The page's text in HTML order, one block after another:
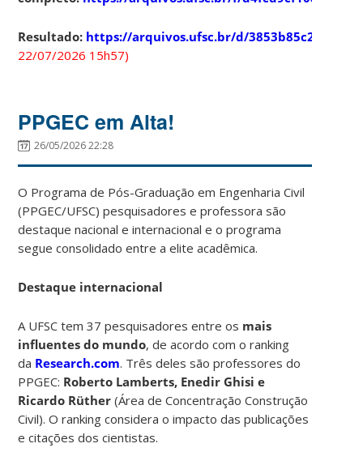
Resultado: https://arquivos.ufsc.br/d/
22/07/2026 15h57)
PPGEC em Alta!
26/05/2026 22:28
O Programa de Pós-Graduação em Engenharia Civil
(PPGEC/UFSC) pesquisadores e professora são
destaque nacional e internacional e o programa
segue consolidado entre a elite acadêmica.
Destaque internacional
A UFSC tem 37 pesquisadores entre os mais
influentes do mundo, de acordo com o ranking
da Research.com. Três deles são professores do
PPGEC: Roberto Lamberts, Enedir Ghisi e
Ricardo Rüther (Área de Concentração Construção
Civil). O ranking considera o impacto das publicações
e citações dos cientistas.